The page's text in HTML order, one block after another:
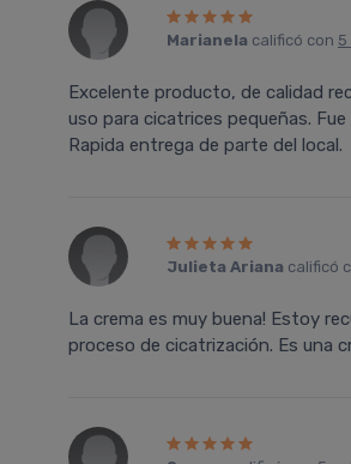
Marianela calificó con 5
Excelente producto, de calidad
uso para cicatrices pequeñas.
Rapida entrega de parte del local.
Julieta Ariana calificó
La crema es muy buena! Estoy
proceso de cicatrización. Es una